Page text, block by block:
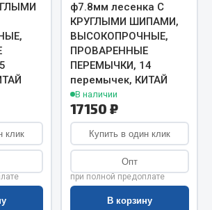
газа
ZF
Показать ещё
клик
ф7.8мм лесенка С
КРУГЛЫМИ ШИПАМИ,
ВЫСОКОПРОЧНЫЕ,
ПРОВАРЕННЫЕ
ПЕРЕМЫЧКИ, 14
перемычек, КИТАЙ
В наличии
17150 ₽
Купить в один клик
Опт
при полной предоплате
В корзину